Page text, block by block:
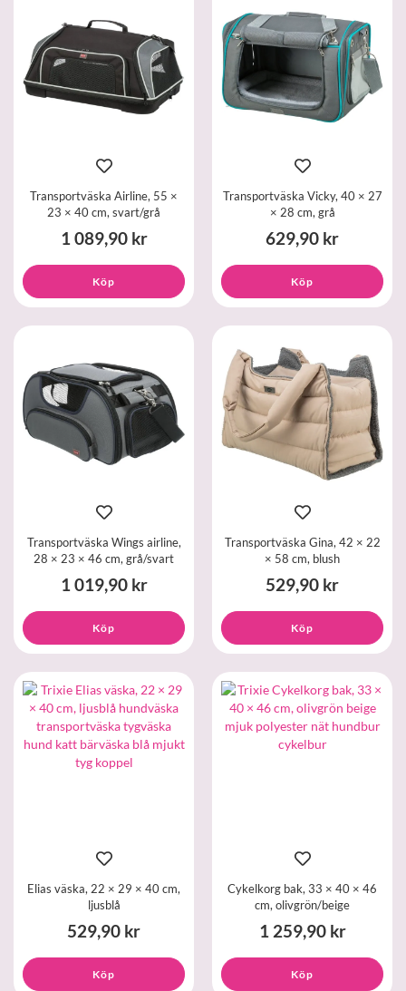
Transportväska Airline, 55 ×
23 × 40 cm, svart/grå
1 089,90 kr
Köp
Transportväska Vicky, 40 × 27
× 28 cm, grå
629,90 kr
Köp
Transportväska Wings airline,
28 × 23 × 46 cm, grå/svart
1 019,90 kr
Köp
Transportväska Gina, 42 × 22
× 58 cm, blush
529,90 kr
Köp
Elias väska, 22 × 29 × 40 cm,
ljusblå
529,90 kr
Köp
Cykelkorg bak, 33 × 40 × 46
cm, olivgrön/beige
1 259,90 kr
Köp